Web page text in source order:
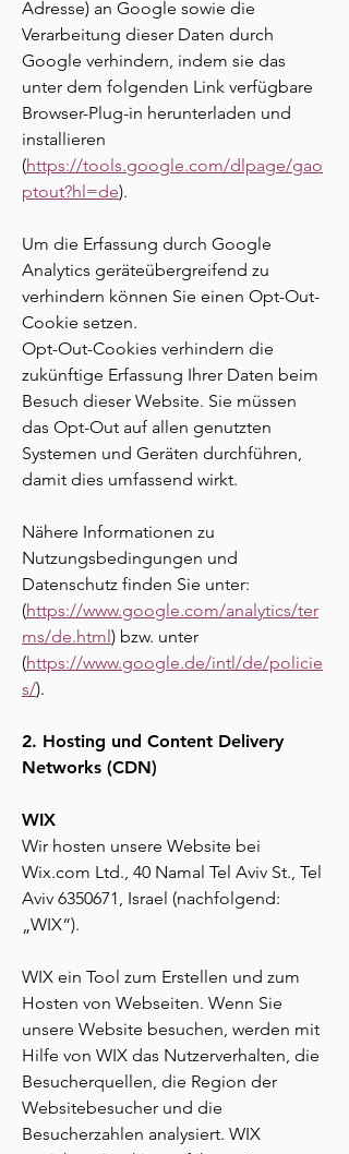
Adresse) an Google sowie die
Verarbeitung dieser Daten durch
Google verhindern, indem sie das
unter dem folgenden Link verfügbare
Browser-Plug-in herunterladen und
installieren
(https://tools.google.com/dlpage/gao
ptout?hl=de).
Um die Erfassung durch Google
Analytics geräteübergreifend zu
verhindern können Sie einen Opt-Out-
Cookie setzen.
Opt-Out-Cookies verhindern die
zukünftige Erfassung Ihrer Daten beim
Besuch dieser Website. Sie müssen
das Opt-Out auf allen genutzten
Systemen und Geräten durchführen,
damit dies umfassend wirkt.
Nähere Informationen zu
Nutzungsbedingungen und
Datenschutz finden Sie unter:
(https://www.google.com/analytics/ter
ms/de.html) bzw. unter
(https://www.google.de/intl/de/policie
s/).
2. Hosting und Content Delivery
Networks (CDN)
WIX
Wir hosten unsere Website bei
Wix.com Ltd., 40 Namal Tel Aviv St., Tel
Aviv 6350671, Israel (nachfolgend:
„WIX“).
WIX ein Tool zum Erstellen und zum
Hosten von Webseiten. Wenn Sie
unsere Website besuchen, werden mit
Hilfe von WIX das Nutzerverhalten, die
Besucherquellen, die Region der
Websitebesucher und die
Besucherzahlen analysiert. WIX